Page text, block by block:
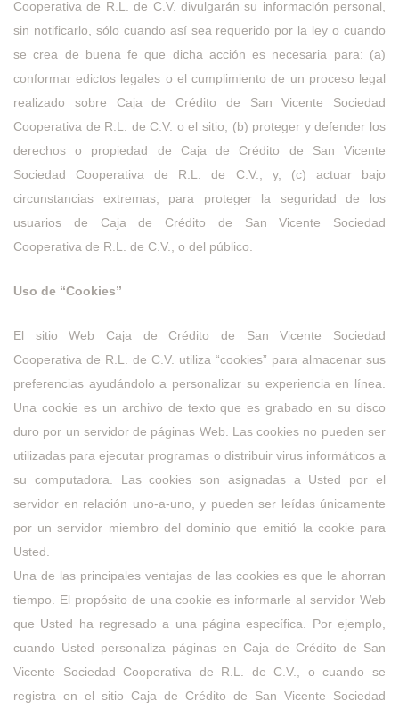
Cooperativa de R.L. de C.V. divulgarán su información personal,
sin notificarlo, sólo cuando así sea requerido por la ley o cuando
se crea de buena fe que dicha acción es necesaria para: (a)
conformar edictos legales o el cumplimiento de un proceso legal
realizado sobre Caja de Crédito de San Vicente Sociedad
Cooperativa de R.L. de C.V. o el sitio; (b) proteger y defender los
derechos o propiedad de Caja de Crédito de San Vicente
Sociedad Cooperativa de R.L. de C.V.; y, (c) actuar bajo
circunstancias extremas, para proteger la seguridad de los
usuarios de Caja de Crédito de San Vicente Sociedad
Cooperativa de R.L. de C.V., o del público.
Uso de “Cookies”
El sitio Web Caja de Crédito de San Vicente Sociedad
Cooperativa de R.L. de C.V. utiliza “cookies” para almacenar sus
preferencias ayudándolo a personalizar su experiencia en línea.
Una cookie es un archivo de texto que es grabado en su disco
duro por un servidor de páginas Web. Las cookies no pueden ser
utilizadas para ejecutar programas o distribuir virus informáticos a
su computadora. Las cookies son asignadas a Usted por el
servidor en relación uno-a-uno, y pueden ser leídas únicamente
por un servidor miembro del dominio que emitió la cookie para
Usted.
Una de las principales ventajas de las cookies es que le ahorran
tiempo. El propósito de una cookie es informarle al servidor Web
que Usted ha regresado a una página específica. Por ejemplo,
cuando Usted personaliza páginas en Caja de Crédito de San
Vicente Sociedad Cooperativa de R.L. de C.V., o cuando se
registra en el sitio Caja de Crédito de San Vicente Sociedad